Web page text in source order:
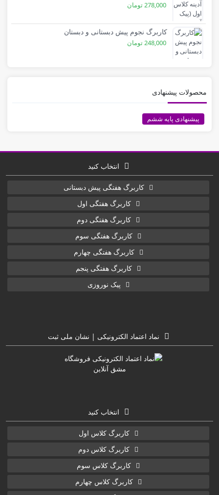
278,000تومان
کاربرگ نجوم پیش دبستانی و دبستان
248,000تومان
محصولات پیشنهادی
پیشنهادی پایه ششم
انتخاب کنید
کاربرگ هفتگی پیش دبستانی
کاربرگ هفتگی اول
کاربرگ هفتگی دوم
کاربرگ هفتگی سوم
کاربرگ هفتگی چهارم
کاربرگ هفتگی پنجم
پیک نوروزی
نماد اعتماد الکترونیکی | نشان ملی ثبت
انتخاب کنید
کاربرگ کلاس اول
کاربرگ کلاس دوم
کاربرگ کلاس سوم
کاربرگ کلاس چهارم